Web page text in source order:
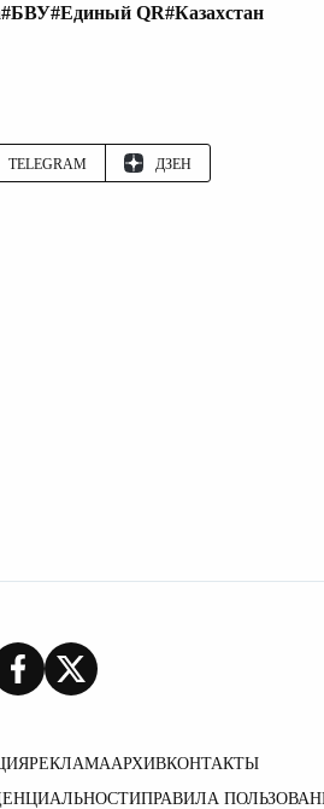
#БВУ#Единый QR#Казахстан
TELEGRAM ДЗЕН
РЕКЛАМААРХИВКОНТАКТЫ
ПРАВИЛА